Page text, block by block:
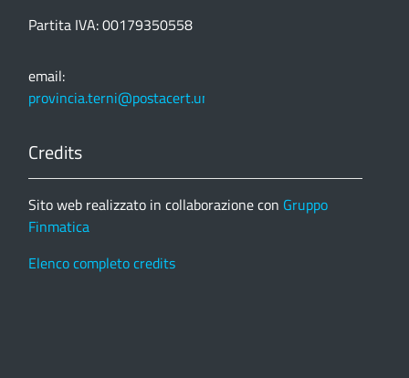
Partita IVA: 00179350558
email:
provincia.terni@postacert.umbria.it
Credits
Sito web realizzato in collaborazione con Gruppo
Finmatica
Elenco completo credits